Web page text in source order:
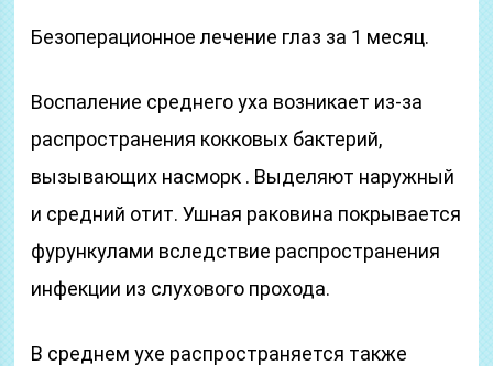
Безоперационное лечение глаз за 1 месяц.
Воспаление среднего уха возникает из-за
распространения кокковых бактерий,
вызывающих насморк . Выделяют наружный
и средний отит. Ушная раковина покрывается
фурункулами вследствие распространения
инфекции из слухового прохода.
В среднем ухе распространяется также